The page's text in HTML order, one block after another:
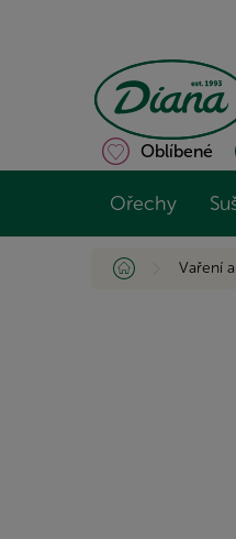
Oblíbené
Ořechy
Domů Vaření